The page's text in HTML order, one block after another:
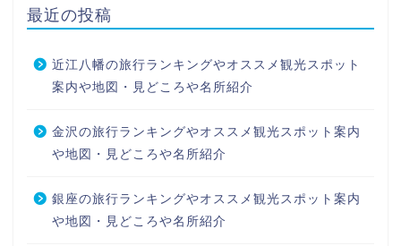
最近の投稿
近江八幡の旅行ランキングやオススメ観光スポット
案内や地図・見どころや名所紹介
金沢の旅行ランキングやオススメ観光スポット案内
や地図・見どころや名所紹介
銀座の旅行ランキングやオススメ観光スポット案内
や地図・見どころや名所紹介